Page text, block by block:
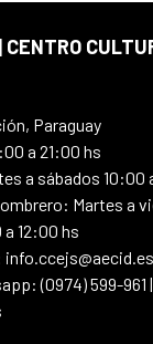
CENTRO
Paraguay
a 21:00 hs
a sábados 10:00
Martes a
12:00 hs
(0974) 599-961